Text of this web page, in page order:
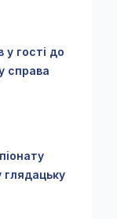
у гості до
справа
глядацьку